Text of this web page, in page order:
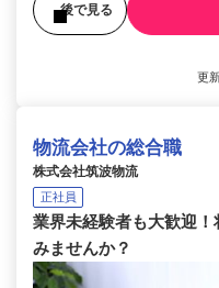
後で見る
更
物流会社の総合職
株式会社筑波物流
正社員
業界未経験者も大歓迎
みませんか？